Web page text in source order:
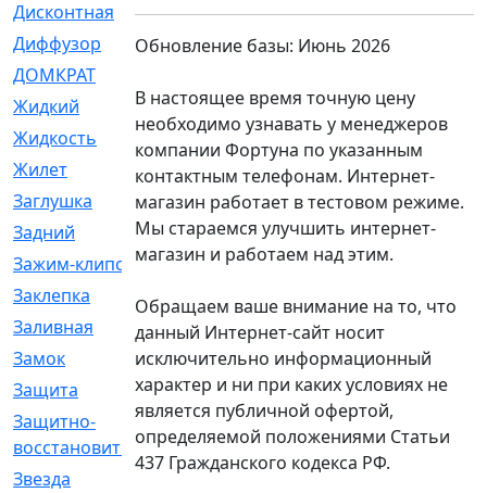
Дисконтная
[1]
Диффузор
[1]
ДОМКРАТ
Жидкий
[5]
Жидкость
[80]
Жилет
[1]
Заглушка
[21]
Задний
[528]
Зажим-клипса
[1]
Заклепка
Заливная
[4]
Замок
[12]
Защита
[79]
Защитно-
восстановительный
[4]
Звезда
[1]
Обновление базы: Июнь 2026
В настоящее время точную цену
необходимо узнавать у менеджеров
компании Фортуна по указанным
контактным телефонам. Интернет-
магазин работает в тестовом режиме.
Мы стараемся улучшить интернет-
магазин и работаем над этим.
Обращаем ваше внимание на то, что
данный Интернет-сайт носит
исключительно информационный
характер и ни при каких условиях не
является публичной офертой,
определяемой положениями Статьи
437 Гражданского кодекса РФ.